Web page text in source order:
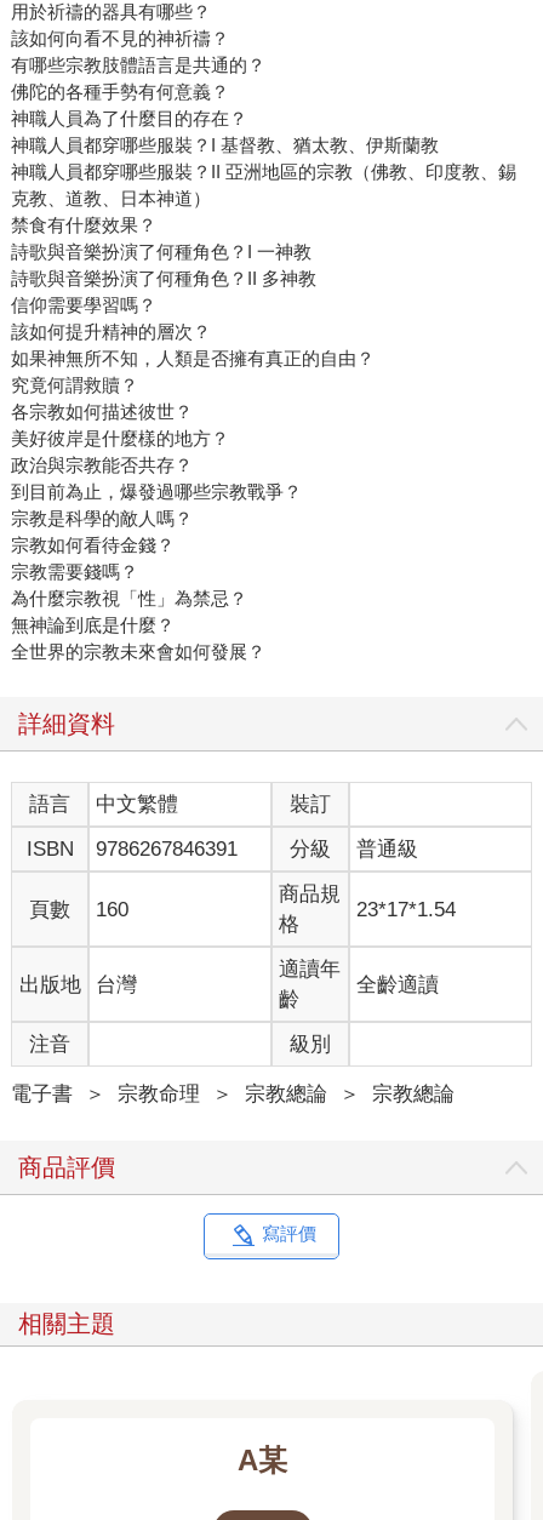
用於祈禱的器具有哪些？
該如何向看不見的神祈禱？
有哪些宗教肢體語言是共通的？
佛陀的各種手勢有何意義？
神職人員為了什麼目的存在？
神職人員都穿哪些服裝？I 基督教、猶太教、伊斯蘭教
神職人員都穿哪些服裝？II 亞洲地區的宗教（佛教、印度教、錫
克教、道教、日本神道）
禁食有什麼效果？
詩歌與音樂扮演了何種角色？I 一神教
詩歌與音樂扮演了何種角色？II 多神教
信仰需要學習嗎？
該如何提升精神的層次？
如果神無所不知，人類是否擁有真正的自由？
究竟何謂救贖？
各宗教如何描述彼世？
美好彼岸是什麼樣的地方？
政治與宗教能否共存？
到目前為止，爆發過哪些宗教戰爭？
宗教是科學的敵人嗎？
宗教如何看待金錢？
宗教需要錢嗎？
為什麼宗教視「性」為禁忌？
無神論到底是什麼？
全世界的宗教未來會如何發展？
詳細資料
語言 中文繁體
裝訂
ISBN
9786267846391 分級 普通級
頁數 160
商品規
格
23*17*1.54
出版地 台灣
適讀年
齡
全齡適讀
注音 級別
電子書 ＞ 宗教命理 ＞ 宗教總論 ＞ 宗教總論
商品評價
寫評價
相關主題
A某